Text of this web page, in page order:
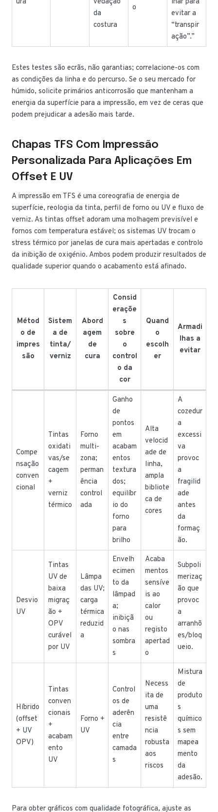
da
costura
o
evitar a
“transpir
ação”.”
Estes testes são ecrãs, não garantias; correlacione-os com
as condições da linha e do percurso. Se o seu mercado for
húmido, solicite primários anticorrosão que mantenham a
energia da superfície para a impressão, em vez de ceras que
podem prejudicar a adesão mais tarde.
Chapas TFS Com Impressão
Personalizada Para Aplicações Em
Offset E UV
A impressão em TFS é uma coreografia de energia de
superfície, reologia da tinta, perfil de forno ou UV e fluxo de
verniz. As tintas offset adoram uma molhagem previsível e
fornos com temperatura estável; os sistemas UV trocam o
stress térmico por janelas de cura mais apertadas e controlo
da inibição de oxigénio. Ambos podem produzir resultados de
qualidade superior quando o acabamento está afinado.
Métod
o de
impres
são
Sistem
a de
tinta/
verniz
Abord
agem
de
cura
Consid
eraçõe
s
sobre
o
control
o da
cor
Quand
o
escolh
er
Armadi
lhas a
evitar
Compe
nsação
conven
cional
Tintas
oxidati
vas/se
cagem
+
verniz
térmico
Forno
multi-
zona;
perman
ência
control
ada
Ganho
de
pontos
em
acabam
entos
textura
dos;
equilíbr
io do
forno
para
brilho
Alta
velocid
ade de
linha,
ampla
bibliote
ca de
cores
A
cozedur
a
excessi
va
provoc
a
fragilid
ade
antes
da
formaç
ão.
Desvio
UV
Tintas
UV de
baixa
migraç
ão +
OPV
curável
por UV
Lâmpa
das UV;
carga
térmica
reduzid
a
Envelh
ecimen
to da
lâmpad
a;
inibiçã
o nas
sombra
s
Acaba
mentos
sensíve
is ao
calor
ou
registo
apertad
o
Subpoli
merizaç
ão que
provoc
a
arranhõ
es/bloq
ueio.
Híbrido
(offset
+ UV
OPV)
Tintas
conven
cionais
+
acabam
ento
UV
Forno +
UV
Control
os de
aderên
cia
entre
camada
s
Necess
ita de
uma
resistê
ncia
robusta
aos
riscos
Mistura
de
produto
s
químico
s sem
mapea
mento
da
adesão.
Para obter gráficos com qualidade fotográfica, ajuste as